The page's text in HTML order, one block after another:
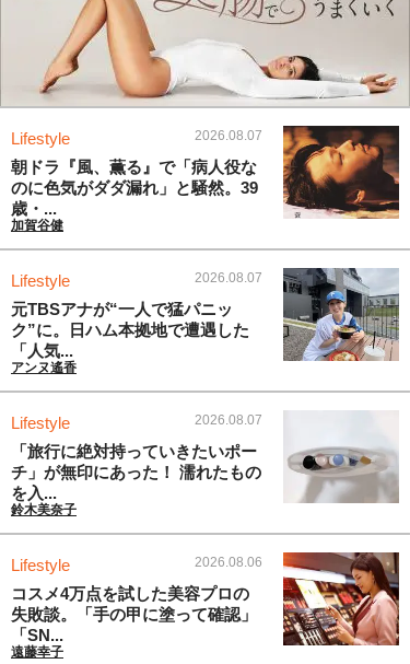
Lifestyle 2026.08.07
朝ドラ『風、薫る』で「病人役な
のに色気がダダ漏れ」と騒然。39
歳・...
加賀谷健
Lifestyle 2026.08.07
元TBSアナが“一人で猛パニッ
ク”に。日ハム本拠地で遭遇した
「人気...
アンヌ遙香
Lifestyle 2026.08.07
「旅行に絶対持っていきたいポー
チ」が無印にあった！ 濡れたもの
を入...
鈴木美奈子
Lifestyle 2026.08.06
コスメ4万点を試した美容プロの
失敗談。「手の甲に塗って確認」
「SN...
遠藤幸子